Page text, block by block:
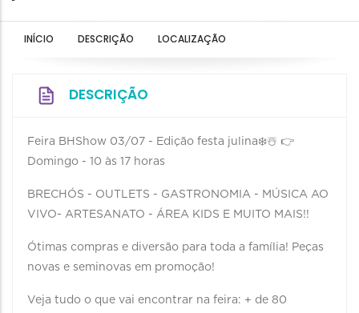
INÍCIO DESCRIÇÃO LOCALIZAÇÃO
DESCRIÇÃO
Feira BHShow 03/07 - Edição festa julina❄️☃️ 👉
Domingo - 10 às 17 horas
BRECHÓS - OUTLETS - GASTRONOMIA - MÚSICA AO
VIVO- ARTESANATO - ÁREA KIDS E MUITO MAIS!!
Ótimas compras e diversão para toda a família! Peças
novas e seminovas em promoção!
Veja tudo o que vai encontrar na feira: + de 80